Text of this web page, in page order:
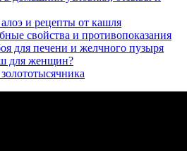
и рецепты от кашля
свойства и противопоказания
для печени и желчного пузыря
для женщин?